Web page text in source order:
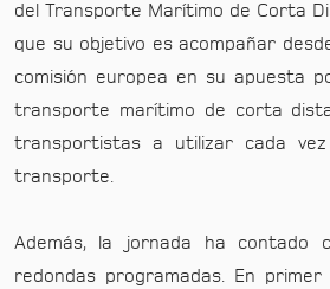
del Transporte Marítimo de Corta
que su objetivo es acompañar
comisión europea en su apuesta
transporte marítimo de corta
transportistas a utilizar cada
transporte.
Además, la jornada ha contado
redondas programadas. En primer